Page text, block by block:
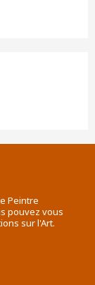
Peintre
pouvez vous
sur l'Art.